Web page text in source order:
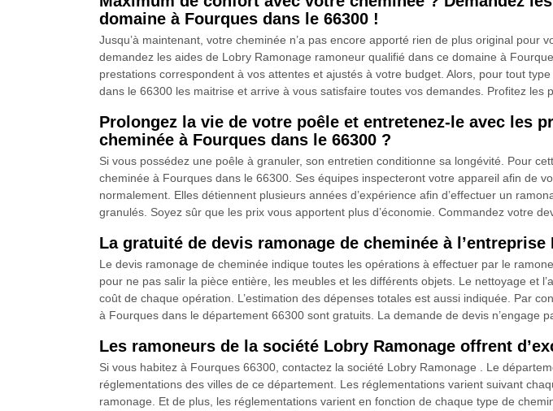
domaine à Fourques dans le 66300 !
Jusqu’à maintenant, votre cheminée n’a pas encore apporté rien de plus original
demandez les aides de Lobry Ramonage ramoneur qualifié dans ce domaine à
prestations correspondent à vos attentes et ajustés à votre budget. Alors, pour tout
dans le 66300 les maitrise et arrive à vous satisfaire toutes vos demandes. Profitez les
Prolongez la vie de votre poêle et entretenez-le avec les
cheminée à Fourques dans le 66300 ?
Si vous possédez une poêle à granuler, son entretien conditionne sa longévité. Pour
cheminée à Fourques dans le 66300. Ses équipes inspecteront votre appareil afin de
normalement. Elles détiennent plusieurs années d’expérience afin d’effectuer un
granulés. Soyez sûr que les prix vous apportent plus d’économie. Commandez votre
La gratuité de devis ramonage de cheminée à l’entreprise
Le devis ramonage de cheminée indique toutes les opérations à effectuer par le
pour ne pas salir la pièce entière, les meubles et les différents objets. Le nettoyage et
coût de chaque opération. L’estimation des dépenses totales est aussi indiquée. Par
à Fourques dans le département 66300 sont gratuits. La demande de devis n’engage
Les ramoneurs de la société Lobry Ramonage offrent
Si vous habitez à Fourques 66300, contactez la société Lobry Ramonage . Le
réglementations des villes de ce département. Les réglementations varient suivant
ramonage. Et de plus, les réglementations varient en fonction de chaque type de